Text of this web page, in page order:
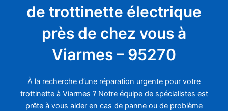
de trottinette électrique
près de chez vous à
Viarmes – 95270
À la recherche d’une réparation urgente pour votre
trottinette à Viarmes ? Notre équipe de spécialistes est
prête à vous aider en cas de panne ou de problème